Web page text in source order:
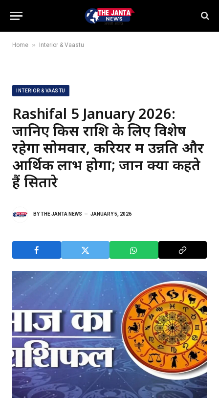
Home » Interior & Vaastu
INTERIOR & VAASTU
Rashifal 5 January 2026:
जानिए किस राशि के लिए विशेष
रहेगा सोमवार, करियर में उन्नति और
आर्थिक लाभ होगा; जानें क्या कहते
हैं सितारे
BYTHE JANTA NEWS JANUARY 5, 2026